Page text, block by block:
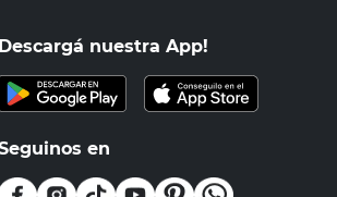
Descargá nuestra App!
en